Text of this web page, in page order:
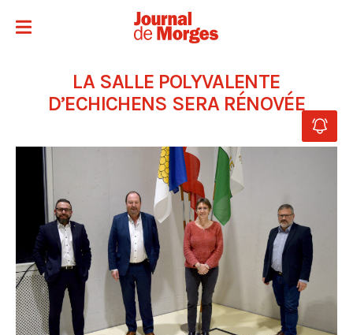
LA SALLE POLYVALENTE
D’ECHICHENS SERA RÉNOVÉE